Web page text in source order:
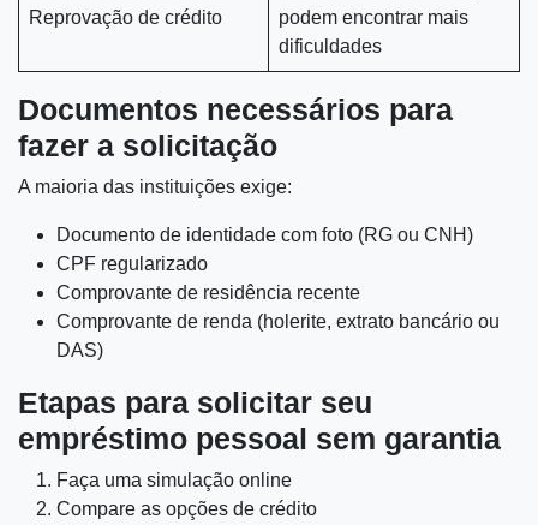
Reprovação de crédito
podem encontrar mais
dificuldades
Documentos necessários para
fazer a solicitação
A maioria das instituições exige:
Documento de identidade com foto (RG ou CNH)
CPF regularizado
Comprovante de residência recente
Comprovante de renda (holerite, extrato bancário ou
DAS)
Etapas para solicitar seu
empréstimo pessoal sem garantia
Faça uma simulação online
Compare as opções de crédito